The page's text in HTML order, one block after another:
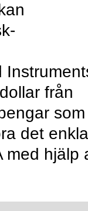
från
som
det
med hjälp